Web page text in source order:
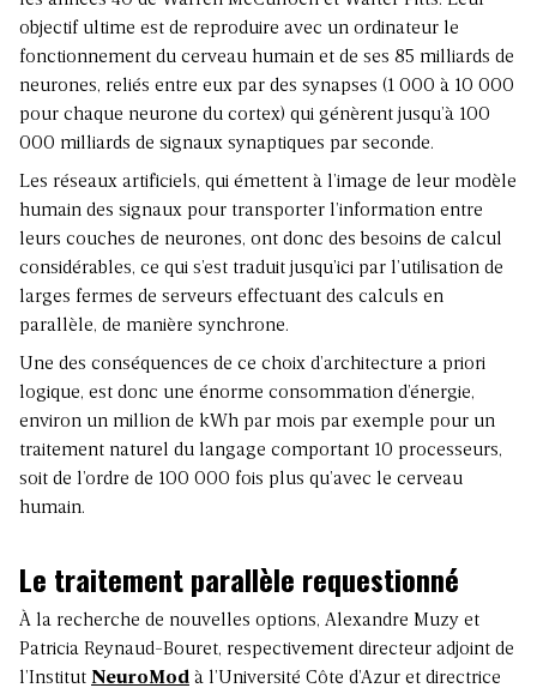
objectif ultime est de reproduire avec un ordinateur le
fonctionnement du cerveau humain et de ses 85 milliards de
neurones, reliés entre eux par des synapses (1 000 à 10 000
pour chaque neurone du cortex) qui génèrent jusqu’à 100
000 milliards de signaux synaptiques par seconde.
Les réseaux artificiels, qui émettent à l’image de leur modèle
humain des signaux pour transporter l’information entre
leurs couches de neurones, ont donc des besoins de calcul
considérables, ce qui s’est traduit jusqu’ici par l’utilisation de
larges fermes de serveurs effectuant des calculs en
parallèle, de manière synchrone.
Une des conséquences de ce choix d’architecture a priori
logique, est donc une énorme consommation d’énergie,
environ un million de kWh par mois par exemple pour un
traitement naturel du langage comportant 10 processeurs,
soit de l’ordre de 100 000 fois plus qu’avec le cerveau
humain.
Le traitement parallèle requestionné
À la recherche de nouvelles options, Alexandre Muzy et
Patricia Reynaud-Bouret, respectivement directeur adjoint de
l’Institut NeuroMod à l’Université Côte d’Azur et directrice